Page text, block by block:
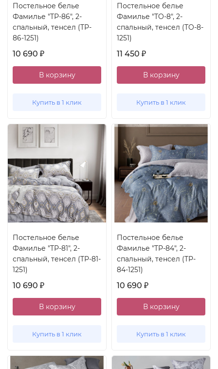
Постельное белье
Фамилье "TP-86", 2-
спальный, тенсел (TP-
86-1251)
10 690 ₽
В корзину
Купить в 1 клик
Постельное белье
Фамилье "TO-8", 2-
спальный, тенсел (TO-8-
1251)
11 450 ₽
В корзину
Купить в 1 клик
Постельное белье
Фамилье "TP-81", 2-
спальный, тенсел (TP-81-
1251)
10 690 ₽
В корзину
Купить в 1 клик
Постельное белье
Фамилье "TP-84", 2-
спальный, тенсел (TP-
84-1251)
10 690 ₽
В корзину
Купить в 1 клик